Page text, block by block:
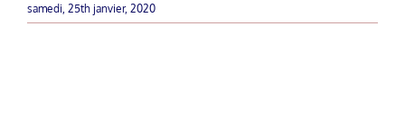
samedi, 25th janvier, 2020